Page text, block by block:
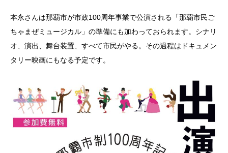
本永さんは那覇市が市政100周年事業で公演される「那覇市民ご
ちゃまぜミュージカル」の準備にも加わっておられます。シナリ
オ、演出、舞台装置、すべて市民がやる。その過程はドキュメン
タリー映画にもなる予定です。